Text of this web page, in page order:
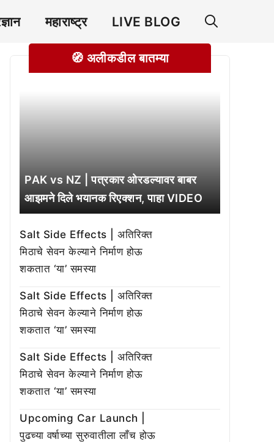
महाराष्ट्र LIVE BLOG
🧭 अलीकडील बातम्या
PAK vs NZ | पत्रकार ओरडल्यावर बाबर
आझमने दिले भयानक रिएक्शन, पाहा VIDEO
Salt Side Effects | अतिरिक्त
मिठाचे सेवन केल्याने निर्माण होऊ
शकतात ‘या’ समस्या
Salt Side Effects | अतिरिक्त
मिठाचे सेवन केल्याने निर्माण होऊ
शकतात ‘या’ समस्या
Salt Side Effects | अतिरिक्त
मिठाचे सेवन केल्याने निर्माण होऊ
शकतात ‘या’ समस्या
Upcoming Car Launch |
पुढच्या वर्षाच्या सुरुवातीला लाँच होऊ